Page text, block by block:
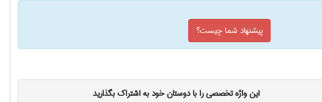
پیشنهاد شما چیست؟
این واژه تخصصی را با دوستان خود به اشتراک بگذارید